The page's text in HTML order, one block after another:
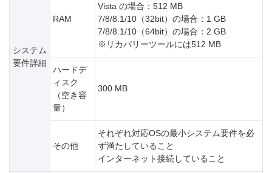
システム
要件詳細
RAM
Vista の場合：512 MB
7/8/8.1/10（32bit）の場合：1 GB
7/8/8.1/10（64bit）の場合：2 GB
※リカバリーツールには512 MB
ハードデ
ィスク
（空き容
量）
300 MB
その他
それぞれ対応OSの最小システム要件を必
ず満たしていること
インターネット接続していること